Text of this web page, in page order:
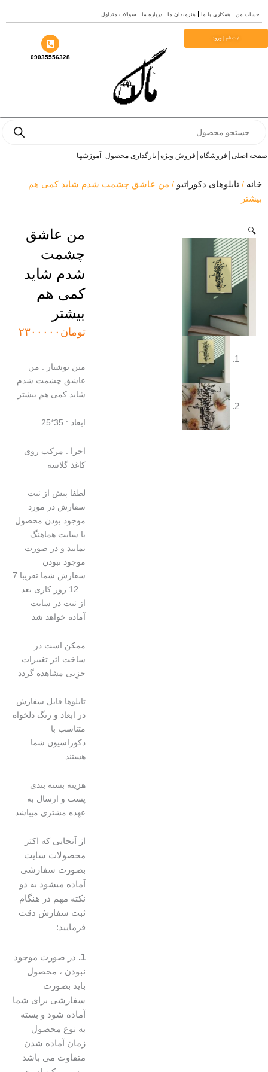
من همکاری با ما هنرمندان ما درباره ما سوالات متداول
ثبت نام | ورود
09035556328
اصلی فروشگاه فروش ویژه بارگذاری محصول آموزشها
/تابلوهای دکوراتیو/ من عاشق چشمت شدم شاید کمی هم
من عاشق
چشمت
شدم شاید
کمی هم
بیشتر
تومان۲۳۰۰۰۰۰
متن نوشتار : من
عاشق چشمت شدم
شاید کمی هم بیشتر
ابعاد : 35*25
اجرا : مرکب روی
کاغذ گلاسه
لطفا پیش از ثبت
سفارش در مورد
موجود بودن محصول
با سایت هماهنگ
نمایید و در صورت
موجود نبودن
سفارش شما تقریبا 7
– 12 روز کاری بعد
از ثبت در سایت
آماده خواهد شد
ممکن است در
ساخت اثر تغییرات
جزِیی مشاهده گردد
تابلوها قابل سفارش
در ابعاد و رنگ دلخواه
متناسب با
دکوراسیون شما
هستند
هزینه بسته بندی
پست و ارسال به
عهده مشتری میباشد
از آنجایی که اکثر
محصولات سایت
بصورت سفارشی
آماده میشود به دو
نکته مهم در هنگام
ثبت سفارش دقت
فرمایید:
در صورت موجود
نبودن ، محصول
باید بصورت
سفارشی برای شما
آماده شود و بسته
به نوع محصول
زمان آماده شدن
متفاوت می باشد